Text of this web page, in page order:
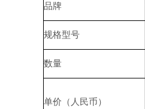
品牌
规格型号
数量
单价（人民币）